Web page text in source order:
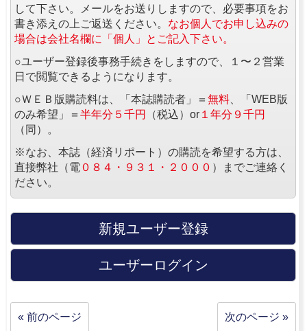
して下さい。メールをお送りしますので、必要事項をお
書き添えの上ご返送ください。 なお個人でお申し込みの
場合は会社名欄に「個人」とご記入下さい。
○ユーザー登録後事務手続きをしますので、１〜２営業
日で閲覧できるようになります。
○ＷＥＢ版購読料は、「本誌購読者」＝ 無料 、「WEB版
のみ希望」＝ 半年分５千円 （税込）or １年分９千円
（同）。
※なお、本誌（経済リポート）の購読を希望する方は、
直接弊社（電 ０８４・９３１・２０００ ）までご連絡く
ださい。
新規ユーザー登録
ユーザーログイン
« 前のページ 次のページ »